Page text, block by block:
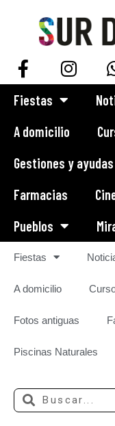
contenido
Fiestas
A domicilio
Gestiones y ayudas
Farmacias
Pueblos
Fiestas
A domicilio
Fotos antiguas
Piscinas Naturales